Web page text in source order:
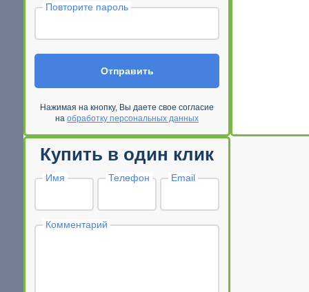
Повторите пароль
Отправить
Нажимая на кнопку, Вы даете свое согласие
на обработку персональных данных
Купить в один клик
Имя Телефон Email
Комментарий